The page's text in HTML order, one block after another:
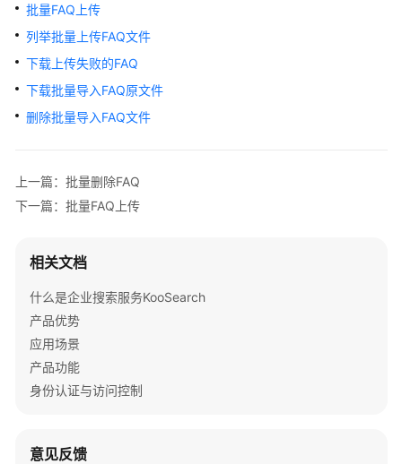
介
绍
用
户
指
南
佳
实
API
参
使
用
前
批量FAQ上传
列举批量上传FAQ文件
下载上传失败的FAQ
下载批量导入FAQ原文件
删除批量导入FAQ文件
上一篇：批量删除FAQ
下一篇：批量FAQ上传
相关文档
什么是企业搜索服务KooSearch
产品优势
应用场景
产品功能
身份认证与访问控制
意见反馈